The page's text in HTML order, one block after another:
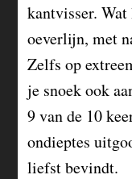
kantvisser.
oeverlijn, met
Zelfs op
je snoek ook
9 van de 10
ondieptes
liefst bevindt.